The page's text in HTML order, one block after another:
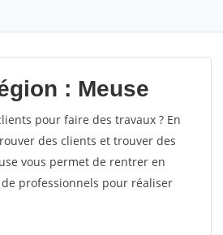
: Meuse
pour faire des travaux ? En
des clients et trouver des
vous permet de rentrer en
professionnels pour réaliser